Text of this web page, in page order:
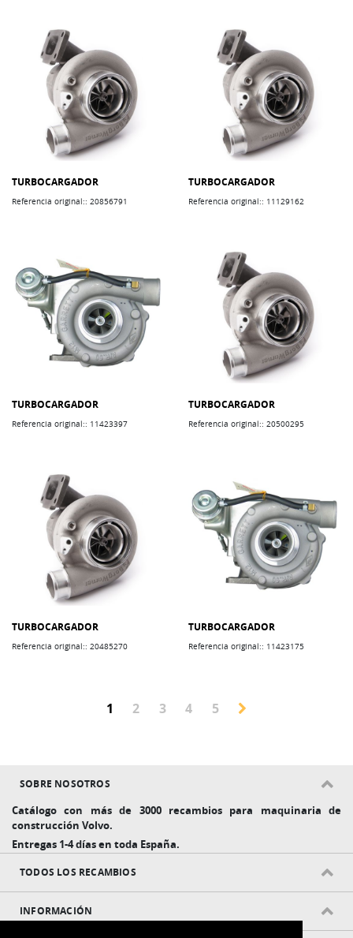
TURBOCARGADOR
Referencia original:: 20856791
TURBOCARGADOR
Referencia original:: 11129162
TURBOCARGADOR
Referencia original:: 11423397
TURBOCARGADOR
Referencia original:: 20500295
TURBOCARGADOR
Referencia original:: 20485270
TURBOCARGADOR
Referencia original:: 11423175
Página
Actualmente estás leyendo página
1 Página
2 Página
3 Página
4 Página
5
SOBRE NOSOTROS
Catálogo con más de 3000 recambios para maquinaria de
construcción Volvo.
Entregas 1-4 días en toda España.
TODOS LOS RECAMBIOS
INFORMACIÓN